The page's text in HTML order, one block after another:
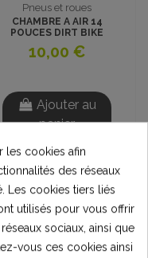
Pneus et roues
CHAMBRE A AIR 14
POUCES DIRT BIKE
10,00 €
Ajouter au
panier
les cookies afin
des réseaux
Les cookies tiers liés
utilisés pour vous offrir
sociaux, ainsi que
vous ces cookies ainsi